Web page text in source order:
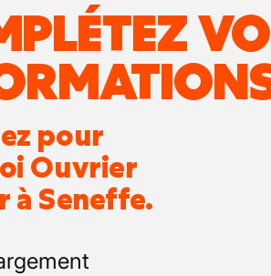
pour
Ouvrier
à Seneffe.